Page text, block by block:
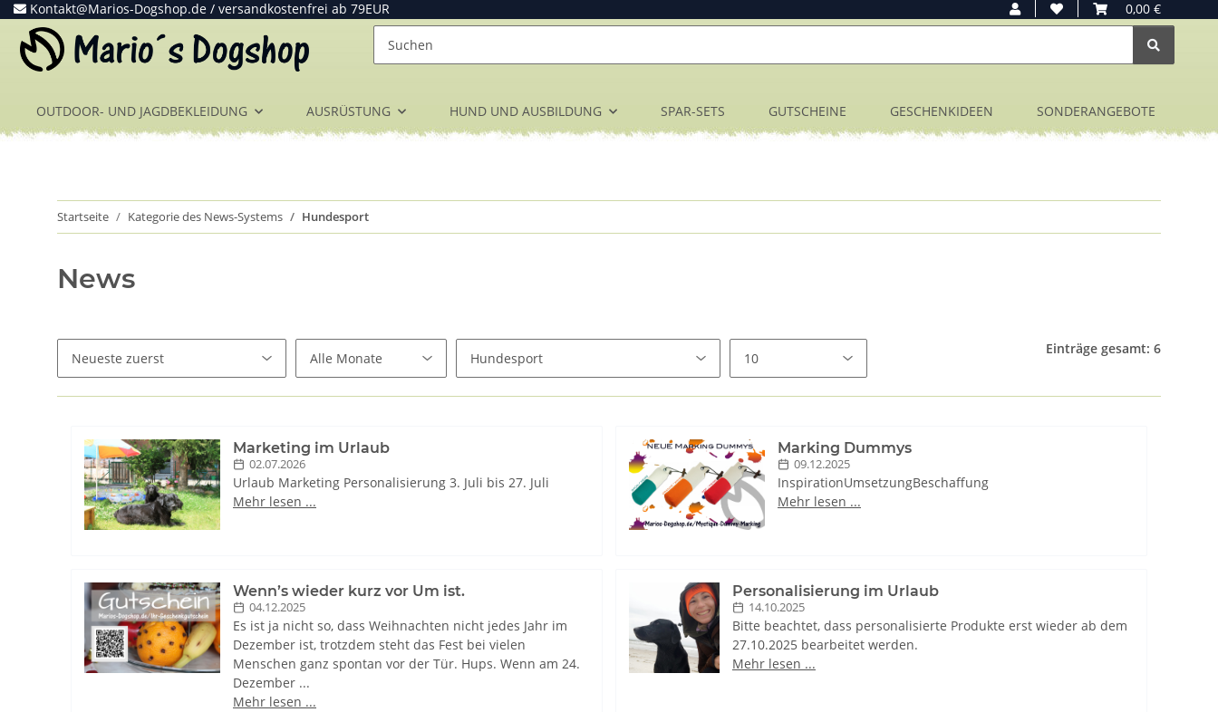
Kontakt@Marios-Dogshop.de / versandkostenfrei ab 79EUR 0,00 €
OUTDOOR- UND JAGDBEKLEIDUNG AUSRÜSTUNG HUND UND AUSBILDUNG SPAR-SETS GUTSCHEINE GESCHENKIDEEN SONDERANGEBOTE
Startseite Kategorie des News-Systems Hundesport
News
Einträge gesamt: 6
Marketing im Urlaub
02.07.2026
Urlaub Marketing Personalisierung 3. Juli bis 27. Juli
Mehr lesen ...
Marking Dummys
09.12.2025
InspirationUmsetzungBeschaffung
Mehr lesen ...
Wenn’s wieder kurz vor Um ist.
04.12.2025
Es ist ja nicht so, dass Weihnachten nicht jedes Jahr im
Dezember ist, trotzdem steht das Fest bei vielen
Menschen ganz spontan vor der Tür. Hups. Wenn am 24.
Dezember ...
Mehr lesen ...
Personalisierung im Urlaub
14.10.2025
Bitte beachtet, dass personalisierte Produkte erst wieder ab dem
27.10.2025 bearbeitet werden.
Mehr lesen ...